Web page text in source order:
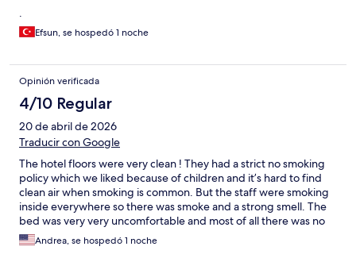
.
Efsun, se hospedó 1 noche
Opinión verificada
4/10 Regular
20 de abril de 2026
Traducir con Google
The hotel floors were very clean ! They had a strict no smoking
policy which we liked because of children and it’s hard to find
clean air when smoking is common. But the staff were smoking
inside everywhere so there was smoke and a strong smell. The
bed was very very uncomfortable and most of all there was no
buffet. We added on the half board and paid extra for it for
buffet breakfast and dinner but there wasn’t a buffet at
Andrea, se hospedó 1 noche